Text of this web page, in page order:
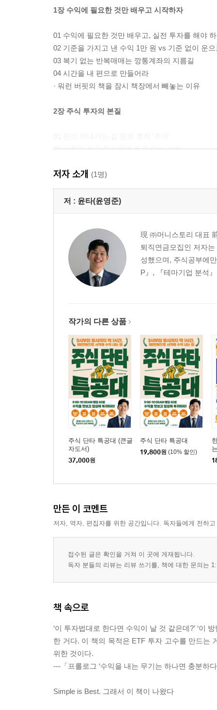
1장 수익에 필요한 것만 배우고 시작하자
01 수익에 필요한 것만 배우고, 실전 투자를 해야
02 기준을 가지고 낸 수익 1만 원 vs 기준 없이 운
03 복기 없는 반복매매는 깡통계좌의 지름길
04 시간을 내 편으로 만들어라
· 워런 버핏의 책을 잠시 책장에서 빼놓는 이유
2장 주식 투자의 본질
02 실적만 보고 투자하면 돈을 잃는 이유
04 재료의 4가지 분류
05 돈의 흐름을 읽는 첫 번째 언어 ‘캔들’
06 돈의 흐름을 읽는 두 번째 언어 ‘거래량’
3장 ETF 투자의 기본
01 펀드의 시대는 갔다. 이제는 ETF가 대세다
02 ETF 분석은 ‘종목명’만 파악하면 절반 성공
4장 첫 번째 수익무기 ‘지수 ETF’
01 수익무기를 꺼내기 전에 칼날을 점검하는 마음
02 지수 ETF 투자로 망할 것 같으면 이민을 가는
03 양날의 검 레버리지 ETF
· 레버리지 ETF 투자 전 사전 교육
04 독이 든 성배 인버스 ETF
· 이제 실전이다! 지수 ETF 매수시점부터 매수타점
05 매수 버튼 누르기 전에 3분만 더 투자하자
06 지수 ETF 매수시점 _언제 전쟁터에 진입할 것
07 지수 ETF 매수방법
10 매도는 결국 아쉬움과 공포, 둘 중 하나를 선택
11 3천만 원 넘게 주식강의 듣고 깨달은 최고의 매
① 반반이 스킬 ② 5꺽 매도법?(이동평균선 기준)
13 가장 단순하면서 효과적인 미국주식 투자법
· ETF 투자할 때 꼭 알아야 할 질문 TOP 8 기본 지
Epilogue 기준은 그냥 생기지 않는다 (feat. 수익 내
[특별부록]
1 투자는 쉽다, 내 삶이 어렵다 LSP
2 포(Four)나리오 _윤타의 투자 시나리오 매뉴얼
3 ETF 투자자가 알아야 할 주식 용어
저자 소개 (1명)
저 : 윤타(윤영준)
現 ㈜머니스토리 대표
퇴직연금모집인 저자
성했으며, 주식공부에
P』, 『테마기업 분석
작가의 다른 상품
주식 단타 특공대 (큰글
자도서)
37,000원
주식 단타 특공대
19,800원 (10% 할인)
만든 이 코멘트
저자, 역자, 편집자를 위한 공간입니다. 독자들에게 전하
접수된 글은 확인을 거쳐 이 곳에 게재됩니다.
독자 분들의 리뷰는 리뷰 쓰기를, 책에 대한 문의는
책 속으로
‘이 투자법대로 한다면 수익이 날 것 같은데?’ ‘이
한 거다. 이 책의 목적은 ETF 투자 고수를 만드는
위한 것이다.
---「프롤로그 ‘수익을 내는 무기는 하나면 충분하
Simple is Best. 그래서 이 책이 나왔다